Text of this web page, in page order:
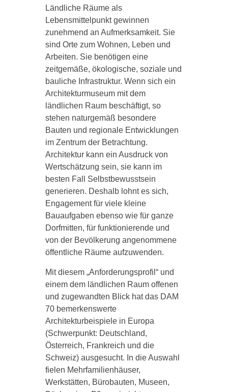
Ländliche Räume als
Lebensmittelpunkt gewinnen
zunehmend an Aufmerksamkeit. Sie
sind Orte zum Wohnen, Leben und
Arbeiten. Sie benötigen eine
zeitgemäße, ökologische, soziale und
bauliche Infrastruktur. Wenn sich ein
Architekturmuseum mit dem
ländlichen Raum beschäftigt, so
stehen naturgemäß besondere
Bauten und regionale Entwicklungen
im Zentrum der Betrachtung.
Architektur kann ein Ausdruck von
Wertschätzung sein, sie kann im
besten Fall Selbstbewusstsein
generieren. Deshalb lohnt es sich,
Engagement für viele kleine
Bauaufgaben ebenso wie für ganze
Dorfmitten, für funktionierende und
von der Bevölkerung angenommene
öffentliche Räume aufzuwenden.
Mit diesem „Anforderungsprofil“ und
einem dem ländlichen Raum offenen
und zugewandten Blick hat das DAM
70 bemerkenswerte
Architekturbeispiele in Europa
(Schwerpunkt: Deutschland,
Österreich, Frankreich und die
Schweiz) ausgesucht. In die Auswahl
fielen Mehrfamilienhäuser,
Werkstätten, Bürobauten, Museen,